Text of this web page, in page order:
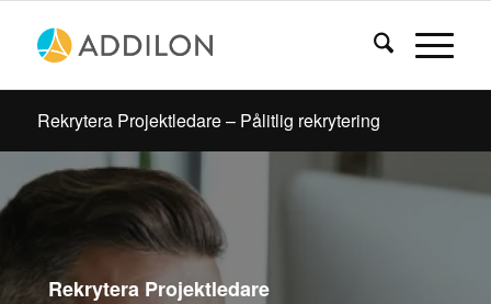
Rekrytera Projektledare – Pålitlig rekrytering
Rekrytera Projektledare